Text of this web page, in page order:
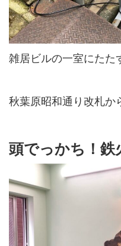
雑居ビルの一室にたた
秋葉原昭和通り改札か
頭でっかち！鉄